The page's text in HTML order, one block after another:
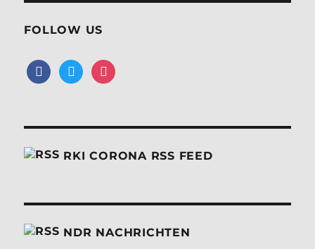
FOLLOW US
facebooktwitterinstagram
RKI CORONA RSS FEED
NDR NACHRICHTEN